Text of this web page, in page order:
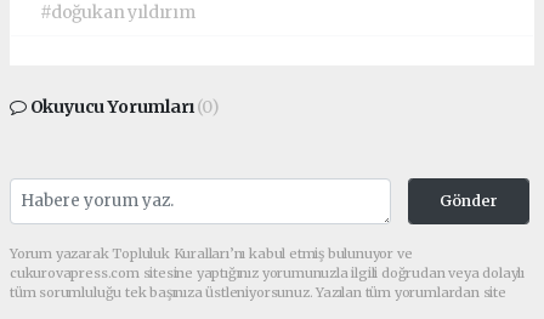
#doğukan yıldırım
Okuyucu Yorumları(0)
Gönder
Yorum yazarak Topluluk Kuralları’nı kabul etmiş bulunuyor ve
cukurovapress.com sitesine yaptığınız yorumunuzla ilgili doğrudan veya dolaylı
tüm sorumluluğu tek başınıza üstleniyorsunuz. Yazılan tüm yorumlardan site